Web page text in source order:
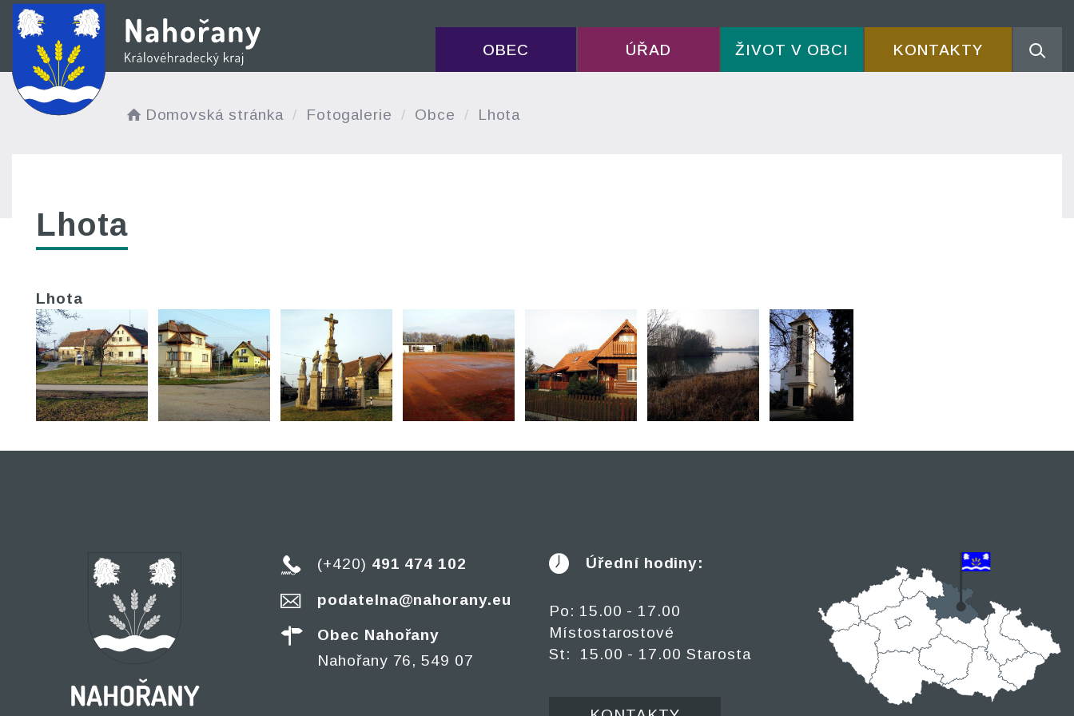
OBEC ÚŘAD ŽIVOT V OBCI KONTAKTY
Domovská stránka Fotogalerie Obce Lhota
Lhota
Lhota
(+420) 491 474 102
podatelna@nahorany.eu
Obec Nahořany
Nahořany 76, 549 07
Úřední hodiny:
Po: 15.00 - 17.00
Místostarostové
St: 15.00 - 17.00 Starosta